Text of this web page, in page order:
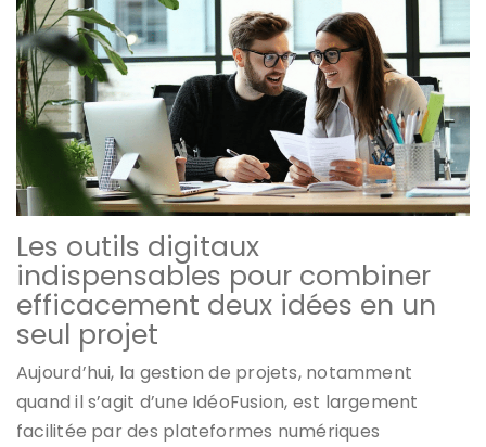
Les outils digitaux
indispensables pour combiner
efficacement deux idées en un
seul projet
Aujourd’hui, la gestion de projets, notamment
quand il s’agit d’une IdéoFusion, est largement
facilitée par des plateformes numériques